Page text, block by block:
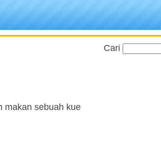
makan sebuah kue
Cari